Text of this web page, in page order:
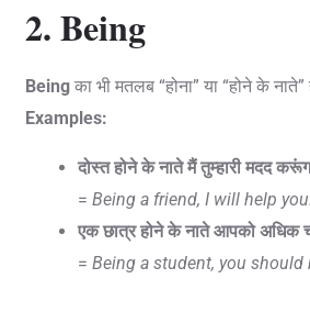
2. Being
Beingका भी मतलब “होना” या “होने के नाते”
Examples:
दोस्त होने के नाते मैं तुम्हारी मदद
= Being a friend, I will help you.
एक छात्र होने के नाते आपको अधिक
= Being a student, you should